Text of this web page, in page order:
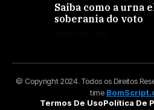
Saiba como a urna
soberania do voto
© Copyright 2024. Todos os Direitos
time
Termos De UsoPolítica De